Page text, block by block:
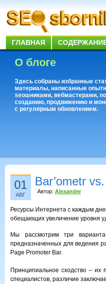
ГЛАВНАЯ
О блоге
Здесь собраны избранные
материалы, написанные
seoшниками, вебмастерами,
созданию, продвижению и
с регулярным обновлением.
01
АВГ
Bar’ometr
Автор: Alexander
Ресурсы Интернета с каждым
обещающих увеличение уровня
Мы рассмотрим три
предназначенных для ведения
Page Promoter Bar.
Принципиальное сходство – их
специалистов, различие